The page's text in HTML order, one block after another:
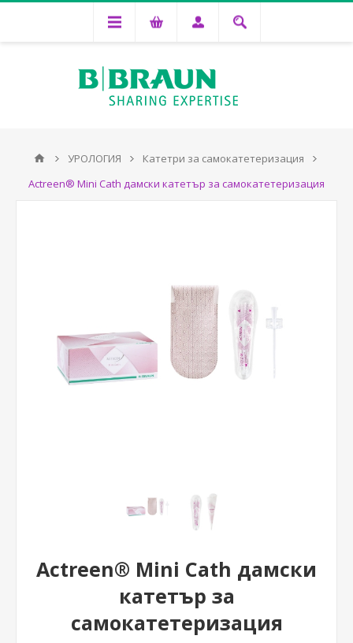
УРОЛОГИЯ
Катетри за самокатетеризация
Actreen® Mini Cath дамски катетър за самокатетеризация
Actreen® Mini Cath дамски
катетър за
самокатетеризация